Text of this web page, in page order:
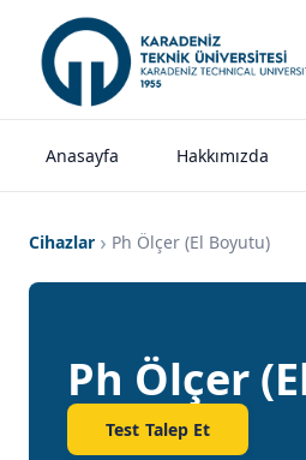
Anasayfa Hakkımızda
Cihazlar Ph Ölçer (El Boyutu)
Ph Ölçer
Test Talep Et